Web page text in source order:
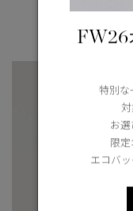
FW26
特別な
お選
限
エコバ